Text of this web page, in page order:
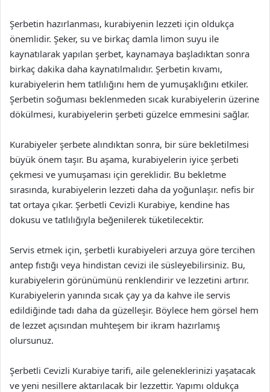
Şerbetin hazırlanması, kurabiyenin lezzeti için oldukça
önemlidir. Şeker, su ve birkaç damla limon suyu ile
kaynatılarak yapılan şerbet, kaynamaya başladıktan sonra
birkaç dakika daha kaynatılmalıdır. Şerbetin kıvamı,
kurabiyelerin hem tatlılığını hem de yumuşaklığını etkiler.
Şerbetin soğuması beklenmeden sıcak kurabiyelerin üzerine
dökülmesi, kurabiyelerin şerbeti güzelce emmesini sağlar.
Kurabiyeler şerbete alındıktan sonra, bir süre bekletilmesi
büyük önem taşır. Bu aşama, kurabiyelerin iyice şerbeti
çekmesi ve yumuşaması için gereklidir. Bu bekletme
sırasında, kurabiyelerin lezzeti daha da yoğunlaşır. nefis bir
tat ortaya çıkar. Şerbetli Cevizli Kurabiye, kendine has
dokusu ve tatlılığıyla beğenilerek tüketilecektir.
Servis etmek için, şerbetli kurabiyeleri arzuya göre tercihen
antep fıstığı veya hindistan cevizi ile süsleyebilirsiniz. Bu,
kurabiyelerin görünümünü renklendirir ve lezzetini artırır.
Kurabiyelerin yanında sıcak çay ya da kahve ile servis
edildiğinde tadı daha da güzelleşir. Böylece hem görsel hem
de lezzet açısından muhteşem bir ikram hazırlamış
olursunuz.
Şerbetli Cevizli Kurabiye tarifi, aile geleneklerinizi yaşatacak
ve yeni nesillere aktarılacak bir lezzettir. Yapımı oldukça